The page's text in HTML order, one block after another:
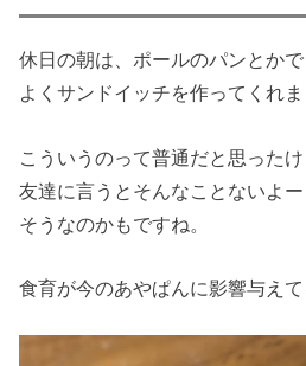
休日の朝は、ポールのパンとかで
よくサンドイッチを作ってくれま
こういうのって普通だと思った
友達に言うとそんなことないよ
そうなのかもですね。
食育が今のあやぱんに影響与えて